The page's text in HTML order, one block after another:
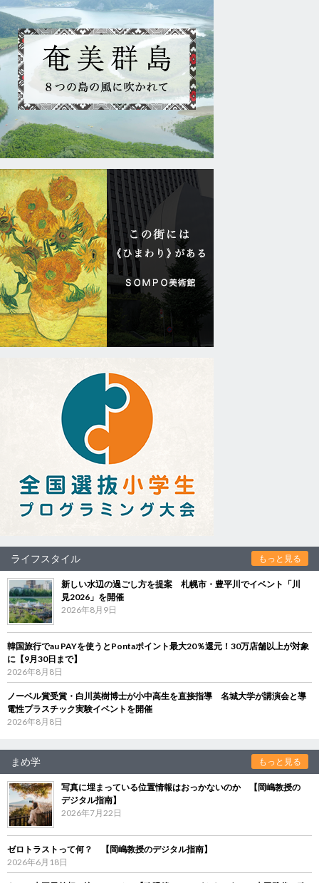
ライフスタイル もっと見る
新しい水辺の過ごし方を提案 札幌市・豊平川でイベント「川
見2026」を開催
2026年8月9日
韓国旅行でau PAYを使うとPontaポイント最大20％還元！30万店舗以上が対象
に【9月30日まで】
2026年8月8日
ノーベル賞受賞・白川英樹博士が小中高生を直接指導 名城大学が講演会と導
電性プラスチック実験イベントを開催
2026年8月8日
まめ学 もっと見る
写真に埋まっている位置情報はおっかないのか 【岡嶋教授の
デジタル指南】
2026年7月22日
ゼロトラストって何？ 【岡嶋教授のデジタル指南】
2026年6月18日